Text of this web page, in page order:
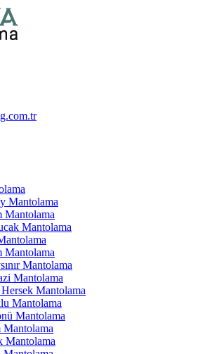
Mantolama
Mantolama
Mantolama
Mantolama
Mantolama
Mantolama
Mantolama
Mantolama
Mantolama
Mantolama
Mantolama